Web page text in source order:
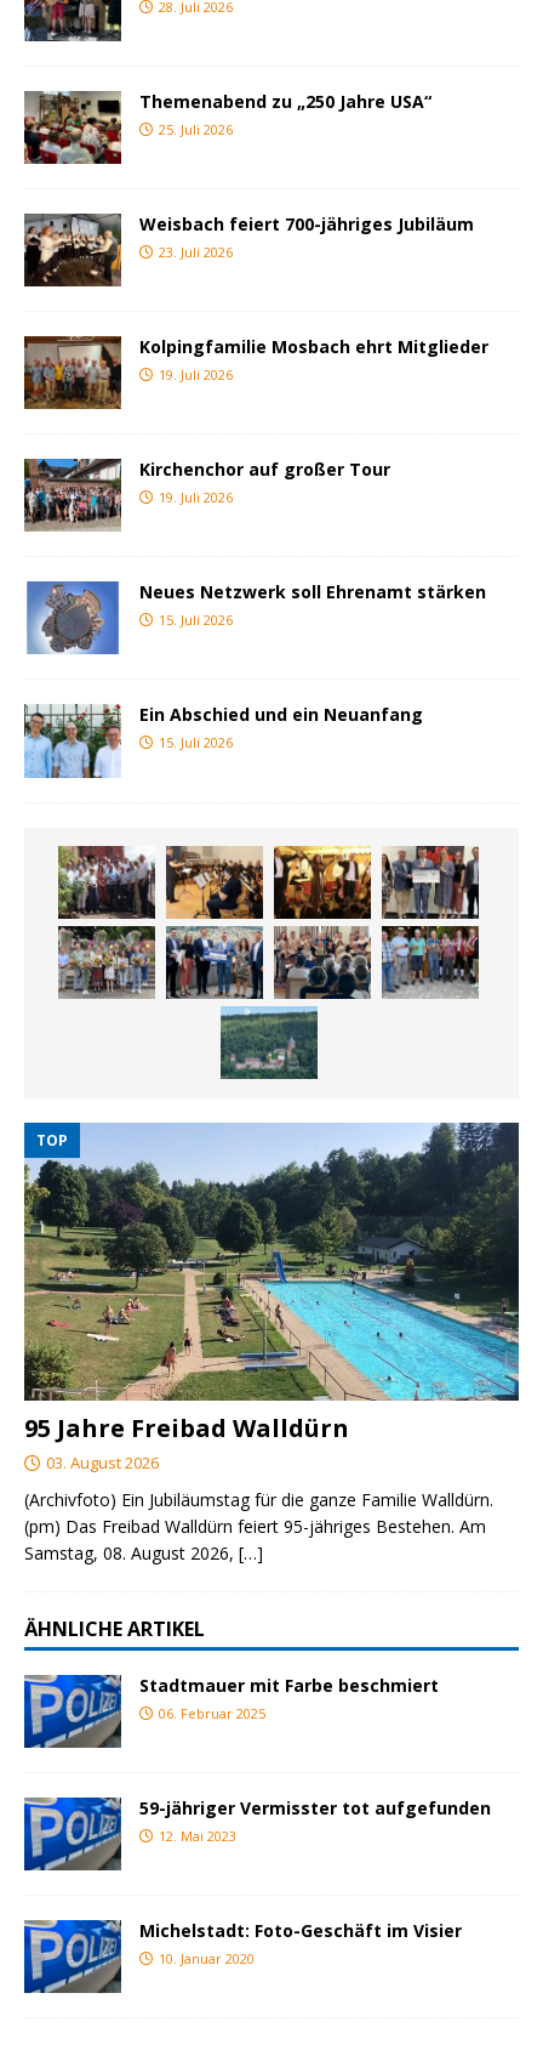
28. Juli 2026
Themenabend zu „250 Jahre USA“
25. Juli 2026
Weisbach feiert 700-jähriges Jubiläum
23. Juli 2026
Kolpingfamilie Mosbach ehrt Mitglieder
19. Juli 2026
Kirchenchor auf großer Tour
19. Juli 2026
Neues Netzwerk soll Ehrenamt stärken
15. Juli 2026
Ein Abschied und ein Neuanfang
15. Juli 2026
TOP
95 Jahre Freibad Walldürn
03. August 2026
(Archivfoto) Ein Jubiläumstag für die ganze Familie Walldürn.
(pm) Das Freibad Walldürn feiert 95-jähriges Bestehen. Am
Samstag, 08. August 2026, […]
ÄHNLICHE ARTIKEL
Stadtmauer mit Farbe beschmiert
06. Februar 2025
59-jähriger Vermisster tot aufgefunden
12. Mai 2023
Michelstadt: Foto-Geschäft im Visier
10. Januar 2020